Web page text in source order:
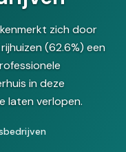
zich door
(62.6%) een
in deze
laten verlopen.